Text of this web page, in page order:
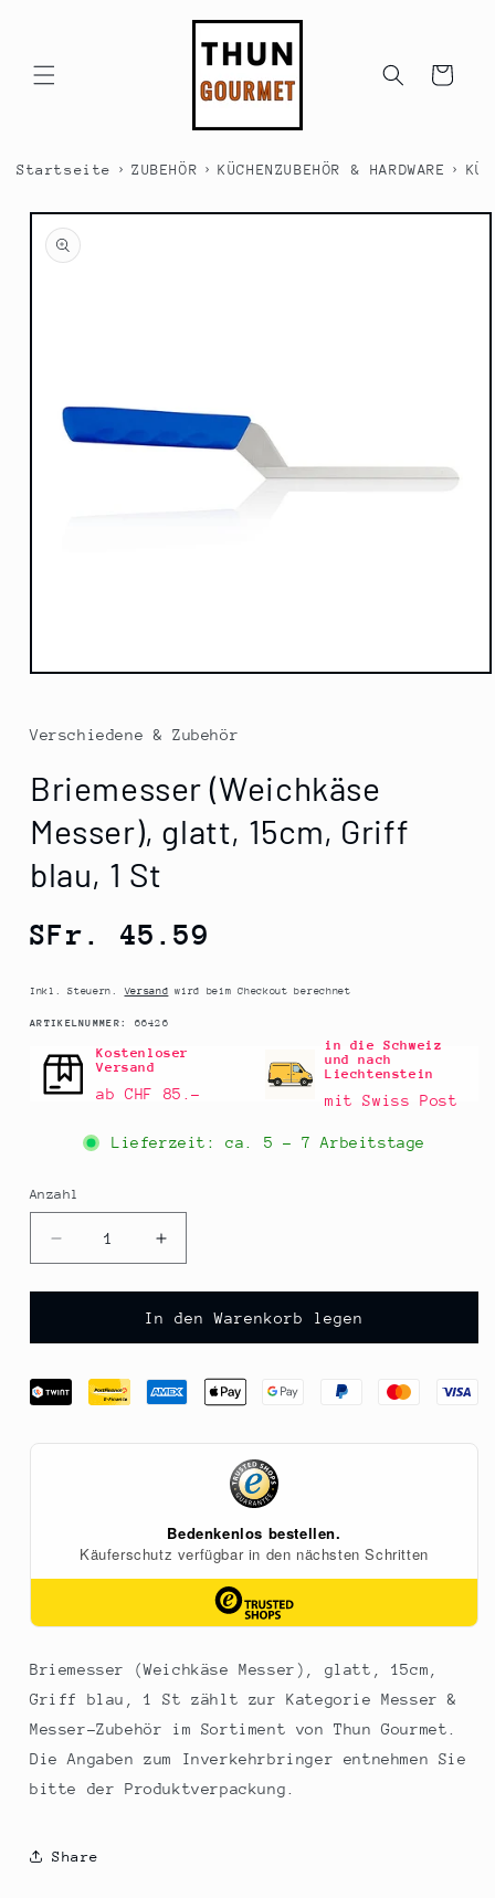
Warenkorb
Startseite › ZUBEHÖR › KÜCHENZUBEHÖR & HARDWARE ›
Medien
Modal
öffnen
Verschiedene & Zubehör
Briemesser (Weichkäse
Messer), glatt, 15cm, Griff
blau, 1 St
Normaler
SFr. 45.59
Inkl. Steuern.Versand wird beim Checkout berechnet
ARTIKELNUMMER: SKU:
66426
Kostenloser
Versand
ab CHF 85.–
in die Schweiz
und nach
Liechtenstein
mit Swiss Post
Lieferzeit: ca. 5 - 7 Arbeitstage
Anzahl
Anzahl
Verringere
die
Menge
Briemesser
Messer),
glatt,
Erhöhe
die
Menge
für
Briemesser
Messer),
glatt,
St
In den Warenkorb legen
Briemesser (Weichkäse Messer), glatt, 15cm,
Griff blau, 1 St zählt zur Kategorie Messer &
Messer-Zubehör im Sortiment von Thun Gourmet.
Die Angaben zum Inverkehrbringer entnehmen Sie
bitte der Produktverpackung.
Share